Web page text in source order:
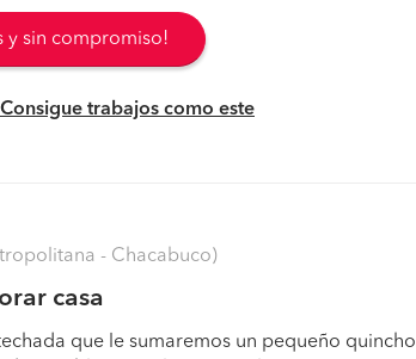
y sin compromiso!
trabajos como este
- Chacabuco)
casa
que le sumaremos un pequeño quincho